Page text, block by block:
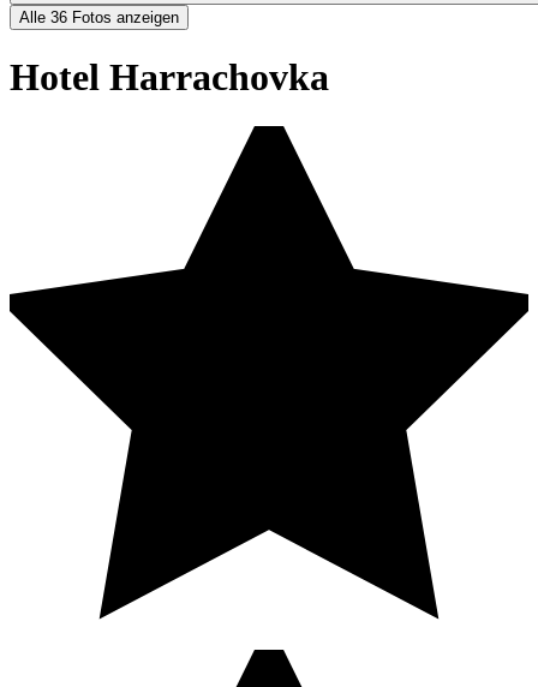
Alle 36 Fotos anzeigen
Hotel Harrachovka